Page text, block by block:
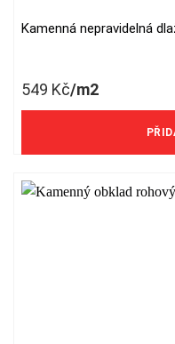
Kamenná nepravidelná
549 Kč/m2